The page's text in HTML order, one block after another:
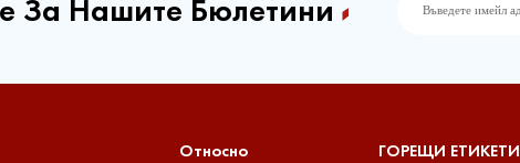
За Нашите Бюлетини
Относно ГОРЕЩИ ЕТИКЕТИ